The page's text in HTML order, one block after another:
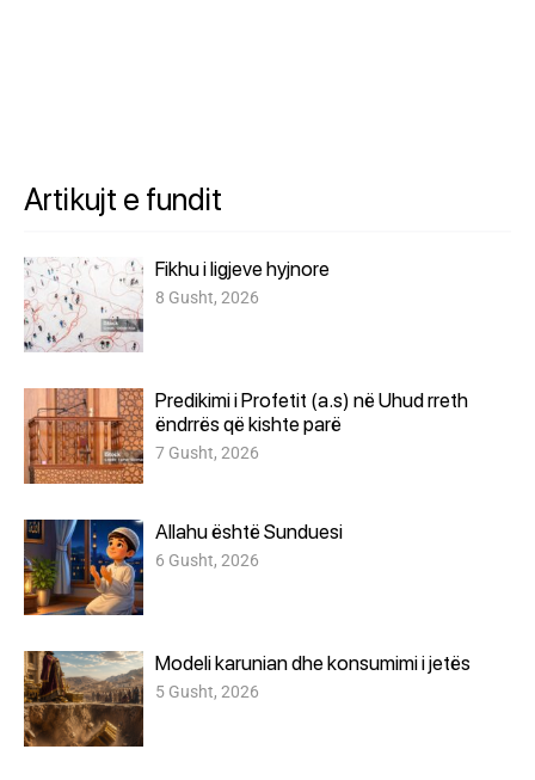
Artikujt e fundit
Fikhu i ligjeve hyjnore
8 Gusht, 2026
Predikimi i Profetit (a.s) në Uhud rreth
ëndrrës që kishte parë
7 Gusht, 2026
Allahu është Sunduesi
6 Gusht, 2026
Modeli karunian dhe konsumimi i jetës
5 Gusht, 2026